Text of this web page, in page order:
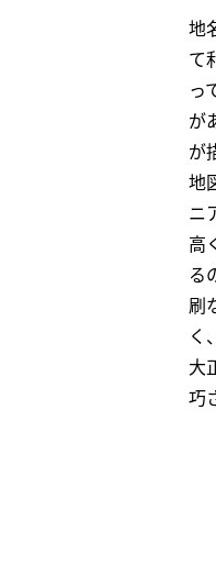
地
て
っ
が
が
地
ニ
高
る
刷
く
大
巧